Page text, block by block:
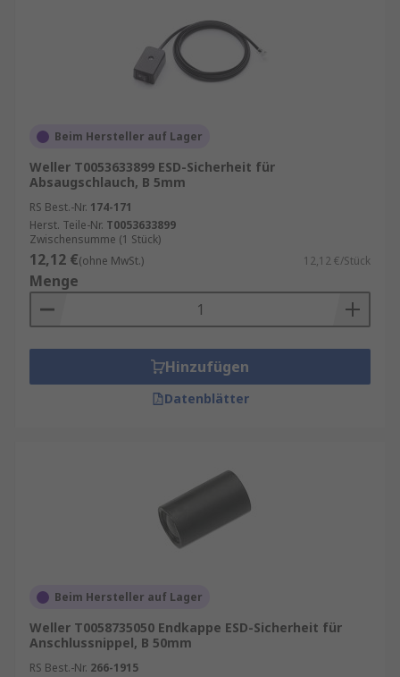
Beim Hersteller auf Lager
Weller T0053633899 ESD-Sicherheit für
Absaugschlauch, B 5mm
RS Best.-Nr. 174-171
Herst. Teile-Nr. T0053633899
Zwischensumme (1 Stück)
12,12 €(ohne MwSt.) 12,12 €/Stück
Menge
Hinzufügen
Datenblätter
Beim Hersteller auf Lager
Weller T0058735050 Endkappe ESD-Sicherheit für
Anschlussnippel, B 50mm
RS Best.-Nr. 266-1915